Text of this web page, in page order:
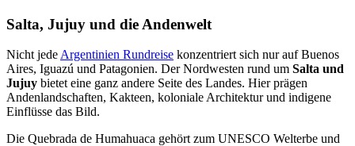
Salta, Jujuy und die Andenwelt
Nicht jede Argentinien Rundreise konzentriert sich nur auf Buenos
Aires, Iguazú und Patagonien. Der Nordwesten rund um Salta und
Jujuy bietet eine ganz andere Seite des Landes. Hier prägen
Andenlandschaften, Kakteen, koloniale Architektur und indigene
Einflüsse das Bild.
Die Quebrada de Humahuaca gehört zum UNESCO Welterbe und